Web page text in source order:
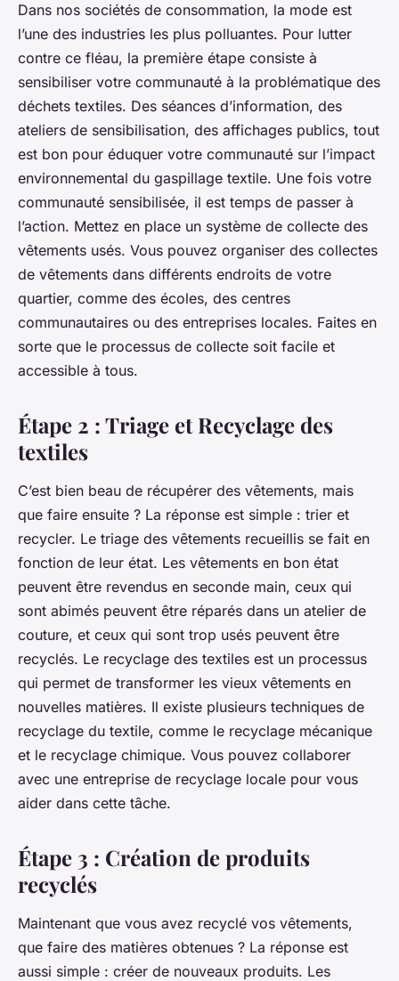
Dans nos sociétés de consommation, la mode est
l’une des industries les plus polluantes. Pour lutter
contre ce fléau, la première étape consiste à
sensibiliser votre communauté à la problématique des
déchets textiles. Des séances d’information, des
ateliers de sensibilisation, des affichages publics, tout
est bon pour éduquer votre communauté sur l’impact
environnemental du gaspillage textile. Une fois votre
communauté sensibilisée, il est temps de passer à
l’action. Mettez en place un système de collecte des
vêtements usés. Vous pouvez organiser des collectes
de vêtements dans différents endroits de votre
quartier, comme des écoles, des centres
communautaires ou des entreprises locales. Faites en
sorte que le processus de collecte soit facile et
accessible à tous.
Étape 2 : Triage et Recyclage des
textiles
C’est bien beau de récupérer des vêtements, mais
que faire ensuite ? La réponse est simple : trier et
recycler. Le triage des vêtements recueillis se fait en
fonction de leur état. Les vêtements en bon état
peuvent être revendus en seconde main, ceux qui
sont abimés peuvent être réparés dans un atelier de
couture, et ceux qui sont trop usés peuvent être
recyclés. Le recyclage des textiles est un processus
qui permet de transformer les vieux vêtements en
nouvelles matières. Il existe plusieurs techniques de
recyclage du textile, comme le recyclage mécanique
et le recyclage chimique. Vous pouvez collaborer
avec une entreprise de recyclage locale pour vous
aider dans cette tâche.
Étape 3 : Création de produits
recyclés
Maintenant que vous avez recyclé vos vêtements,
que faire des matières obtenues ? La réponse est
aussi simple : créer de nouveaux produits. Les